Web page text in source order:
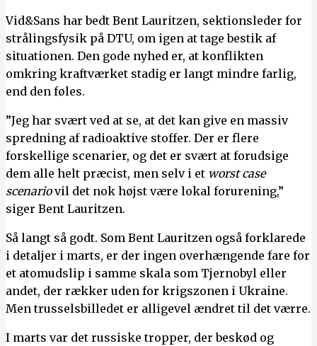
Vid&Sans har bedt Bent Lauritzen, sektionsleder for
strålingsfysik på DTU, om igen at tage bestik af
situationen. Den gode nyhed er, at konflikten
omkring kraftværket stadig er langt mindre farlig,
end den føles.
”Jeg har svært ved at se, at det kan give en massiv
spredning af radioaktive stoffer. Der er flere
forskellige scenarier, og det er svært at forudsige
dem alle helt præcist, men selv i et worst case
scenariovil det nok højst være lokal forurening,”
siger Bent Lauritzen.
Så langt så godt. Som Bent Lauritzen også forklarede
i detaljer i marts, er der ingen overhængende fare for
et atomudslip i samme skala som Tjernobyl eller
andet, der rækker uden for krigszonen i Ukraine.
Men trusselsbilledet er alligevel ændret til det værre.
I marts var det russiske tropper, der beskød og